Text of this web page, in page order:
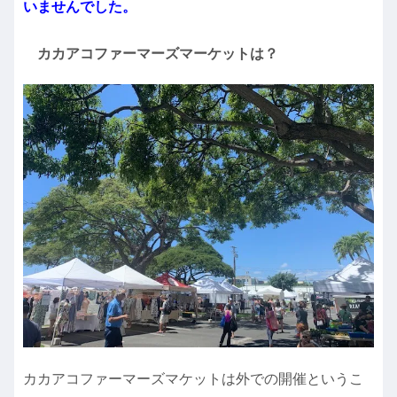
いませんでした。
カカアコファーマーズマーケットは？
カカアコファーマーズマケットは外での開催というこ